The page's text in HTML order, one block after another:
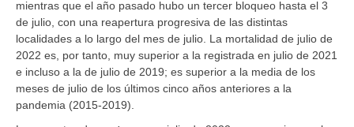
mientras que el año pasado hubo un tercer bloqueo hasta el 3
de julio, con una reapertura progresiva de las distintas
localidades a lo largo del mes de julio. La mortalidad de julio de
2022 es, por tanto, muy superior a la registrada en julio de 2021
e incluso a la de julio de 2019; es superior a la media de los
meses de julio de los últimos cinco años anteriores a la
pandemia (2015-2019).